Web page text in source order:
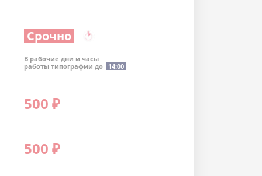
Срочно
В рабочие дни и часы
работы типографии до
14:00
500 ₽
500 ₽